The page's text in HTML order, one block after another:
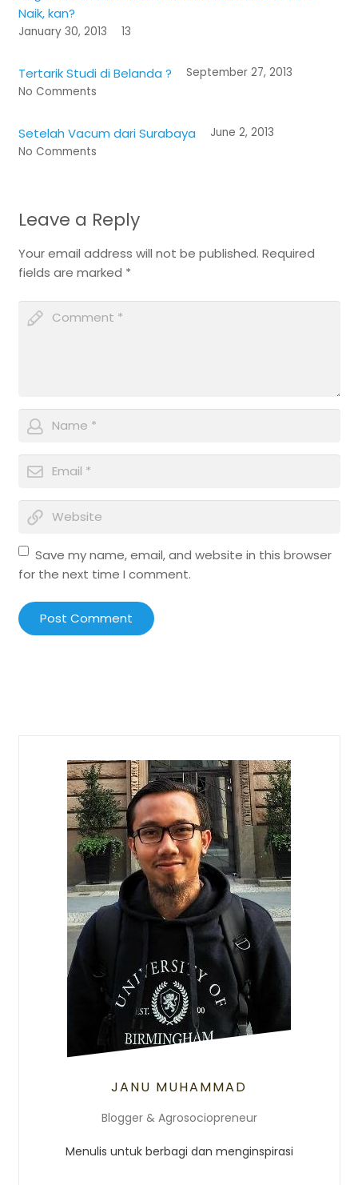
Naik, kan?
January 30, 2013 13
Tertarik Studi di Belanda ?
September 27, 2013
No Comments
Setelah Vacum dari Surabaya
June 2, 2013
No Comments
Leave a Reply
Your email address will not be published. Required
fields are marked *
Save my name, email, and website in this browser
for the next time I comment.
Post Comment
JANU MUHAMMAD
Blogger & Agrosociopreneur
Menulis untuk berbagi dan menginspirasi